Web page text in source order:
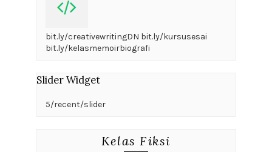
bit.ly/creativewritingDN bit.ly/kursusesai
bit.ly/kelasmemoirbiografi
Slider Widget
5/recent/slider
Kelas Fiksi